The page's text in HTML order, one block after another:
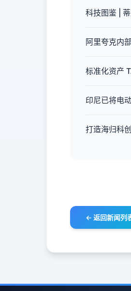
科技图鉴 |
阿里夸克内
标准化资产
印尼已将电
打造海归科
← 返回新闻列